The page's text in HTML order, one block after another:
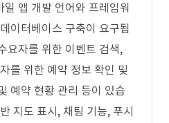
앱 개발 언어와 프레임워
이터베이스 구축이 요구됩
요자를 위한 이벤트 검색,
를 위한 예약 정보 확인 및
예약 현황 관리 등이 있습
지도 표시, 채팅 기능, 푸시